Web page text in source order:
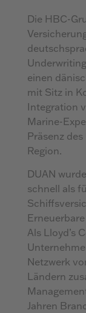
Die HBC-
einen
mit Sitz in
Integration
Marine-
Präsenz
Region.
DUAN
schnell als
Als Lloyd’s
Netzwerk
Ländern
Jahren